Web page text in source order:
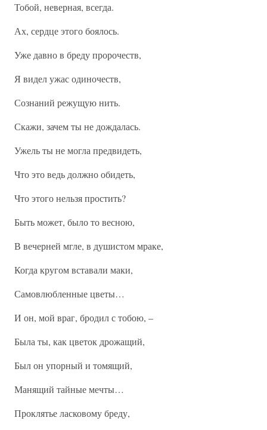
Тобой, неверная, всегда.
Ах, сердце этого боялось.
Уже давно в бреду пророчеств,
Я видел ужас одиночеств,
Сознаний режущую нить.
Скажи, зачем ты не дождалась.
Ужель ты не могла предвидеть,
Что это ведь должно обидеть,
Что этого нельзя простить?
Быть может, было то весною,
В вечерней мгле, в душистом мраке,
Когда кругом вставали маки,
Самовлюбленные цветы…
И он, мой враг, бродил с тобою, –
Была ты, как цветок дрожащий,
Был он упорный и томящий,
Манящий тайные мечты…
Проклятье ласковому бреду,